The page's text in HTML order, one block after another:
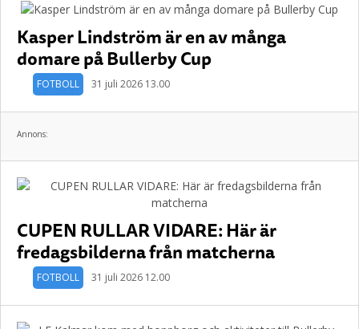
Kasper Lindström är en av många
domare på Bullerby Cup
FOTBOLL 31 juli 2026 13.00
Annons:
CUPEN RULLAR VIDARE: Här är
fredagsbilderna från matcherna
FOTBOLL 31 juli 2026 12.00